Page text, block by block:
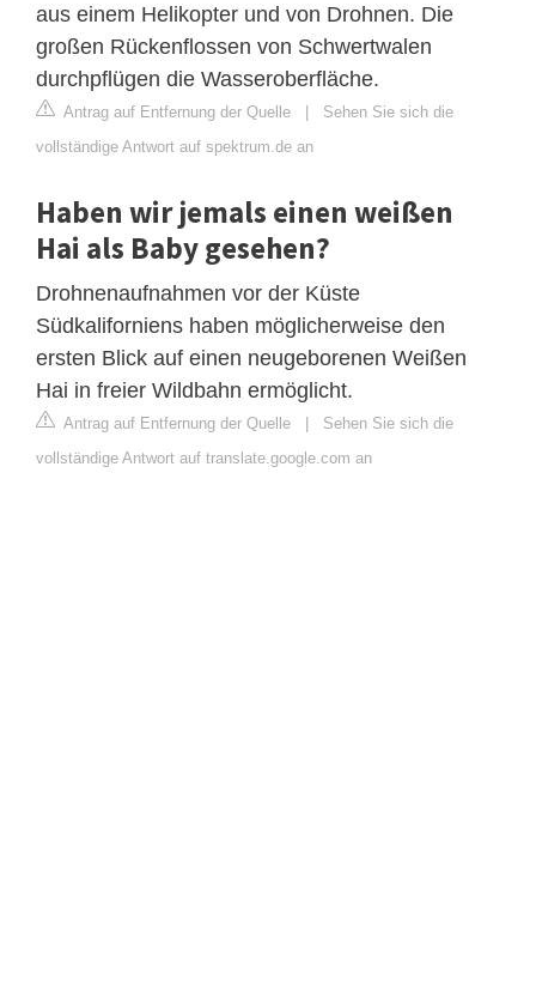
aus einem Helikopter und von Drohnen. Die
großen Rückenflossen von Schwertwalen
durchpflügen die Wasseroberfläche.
Antrag auf Entfernung der Quelle | Sehen Sie sich die
vollständige Antwort auf spektrum.de an
Haben wir jemals einen weißen
Hai als Baby gesehen?
Drohnenaufnahmen vor der Küste
Südkaliforniens haben möglicherweise den
ersten Blick auf einen neugeborenen Weißen
Hai in freier Wildbahn ermöglicht.
Antrag auf Entfernung der Quelle | Sehen Sie sich die
vollständige Antwort auf translate.google.com an